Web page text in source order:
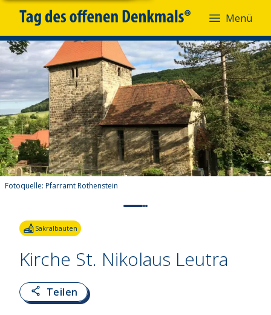
Menü
Fotoquelle: Pfarramt Rothenstein
Sakralbauten
Kirche St. Nikolaus Leutra
Teilen